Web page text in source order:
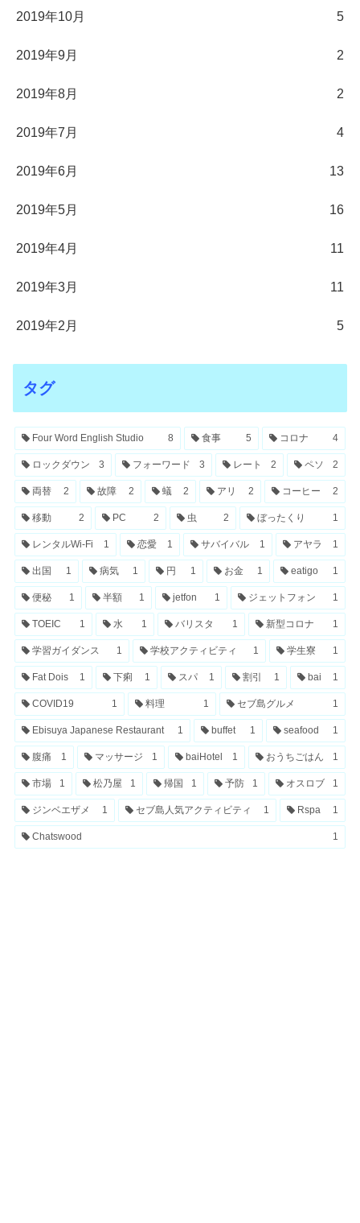
2019年10月 5
2019年9月 2
2019年8月 2
2019年7月 4
2019年6月 13
2019年5月 16
2019年4月 11
2019年3月 11
2019年2月 5
タグ
Four Word English Studio 8 食事 5 コロナ 4
ロックダウン 3 フォーワード 3 レート 2 ペソ 2
両替 2 故障 2 蟻 2 アリ 2 コーヒー 2
移動 2 PC 2 虫 2 ぼったくり 1
レンタルWi-Fi 1 恋愛 1 サバイバル 1 アヤラ 1
出国 1 病気 1 円 1 お金 1 eatigo 1
便秘 1 半額 1 jetfon 1 ジェットフォン 1
TOEIC 1 水 1 バリスタ 1 新型コロナ 1
学習ガイダンス 1 学校アクティビティ 1 学生寮 1
Fat Dois 1 下痢 1 スパ 1 割引 1 bai 1
COVID19 1 料理 1 セブ島グルメ 1
Ebisuya Japanese Restaurant 1 buffet 1 seafood 1
腹痛 1 マッサージ 1 baiHotel 1 おうちごはん 1
市場 1 松乃屋 1 帰国 1 予防 1 オスロブ 1
ジンベエザメ 1 セブ島人気アクティビティ 1 Rspa 1
Chatswood 1